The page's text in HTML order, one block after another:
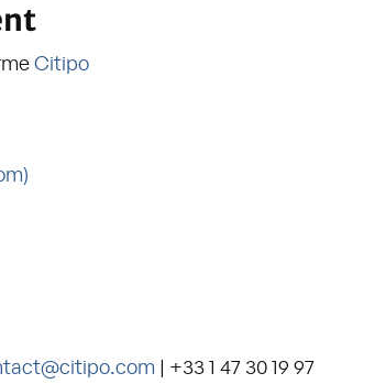
Citipo
| +33 1 47 30 19 97